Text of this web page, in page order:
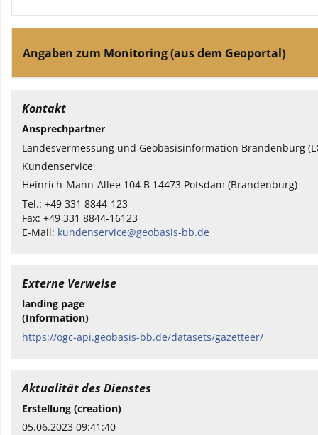
Angaben zum Monitoring (aus dem Geoportal)
Kontakt
Ansprechpartner
Landesvermessung und Geobasisinformation Brandenburg
Kundenservice
Heinrich-Mann-Allee 104 B 14473 Potsdam (Brandenburg)
Tel.: +49 331 8844-123
Fax: +49 331 8844-16123
E-Mail: kundenservice@geobasis-bb.de
Externe Verweise
landing page
(Information)
https://ogc-api.geobasis-bb.de/datasets/gazetteer/
Aktualität des Dienstes
Erstellung (creation)
05.06.2023 09:41:40